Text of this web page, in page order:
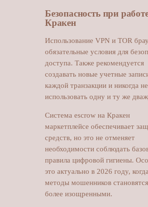
Безопасность при
Кракен
Использование VPN и TOR
обязательные условия для
доступа. Также рекомендуется
создавать новые учетные
каждой транзакции и никогда не
использовать одну и ту же
Система escrow на Кракен
маркетплейсе обеспечивает
средств, но это не отменяет
необходимости соблюдать
правила цифровой гигиены.
это актуально в 2026 году, когда
методы мошенников
более изощренными.